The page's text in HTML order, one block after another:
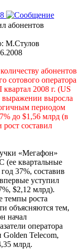
абонентов
М.Стулов
абонентов
сотового оператора
2008 г. (US
выросла
периодом
до $1,56 млрд (в
составил
«Мегафон»
(ее квартальные
37%, составив
уступил
$2,12 млрд).
роста
объясняются тем,
начал
оператора
Golden Telecom,
млрд.